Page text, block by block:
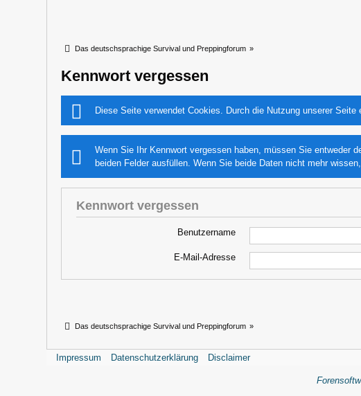
Das deutschsprachige Survival und Preppingforum »
Kennwort vergessen
Diese Seite verwendet Cookies. Durch die Nutzung unserer
Wenn Sie Ihr Kennwort vergessen haben, müssen Sie entweder
beiden Felder ausfüllen. Wenn Sie beide Daten nicht mehr
Kennwort vergessen
Benutzername
E-Mail-Adresse
Das deutschsprachige Survival und Preppingforum »
Impressum Datenschutzerklärung Disclaimer